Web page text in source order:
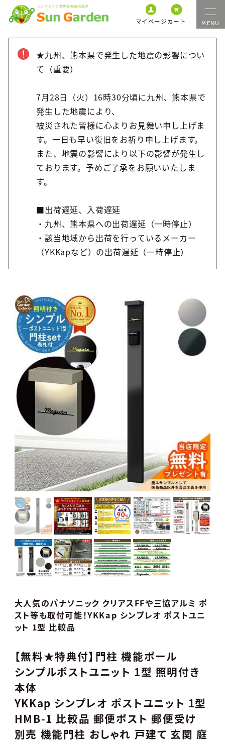
マイページカート
★九州、熊本県で発生した地震の影響につい
て（重要）
7月28日（火）16時30分頃に九州、熊本県で
発生した地震により、
被災された皆様に心よりお見舞い申し上げま
す。一日も早い復旧をお祈り申し上げます。
また、地震の影響により以下の影響が発生し
ております。予めご了承をお願いいたしま
す。
■出荷遅延、入荷遅延
・九州、熊本県への出荷遅延（一時停止）
・該当地域から出荷を行っているメーカー
（YKKapなど）の出荷遅延（一時停止）
大人気のパナソニック クリアスFFや三協アルミ ポ
スト等も取付可能！YKKap シンプレオ ポストユニ
ット 1型 比較品
【無料★特典付】門柱 機能ポール
シンプルポストユニット 1型 照明付き
本体
YKKap シンプレオ ポストユニット 1型
HMB-1 比較品 郵便ポスト 郵便受け
別売 機能門柱 おしゃれ 戸建て 玄関 庭